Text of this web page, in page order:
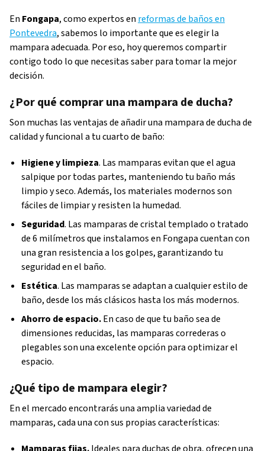
En Fongapa, como expertos en reformas de baños en
Pontevedra, sabemos lo importante que es elegir la
mampara adecuada. Por eso, hoy queremos compartir
contigo todo lo que necesitas saber para tomar la mejor
decisión.
¿Por qué comprar una mampara de ducha?
Son muchas las ventajas de añadir una mampara de ducha de
calidad y funcional a tu cuarto de baño:
Higiene y limpieza. Las mamparas evitan que el agua
salpique por todas partes, manteniendo tu baño más
limpio y seco. Además, los materiales modernos son
fáciles de limpiar y resisten la humedad.
Seguridad. Las mamparas de cristal templado o tratado
de 6 milímetros que instalamos en Fongapa cuentan con
una gran resistencia a los golpes, garantizando tu
seguridad en el baño.
Estética. Las mamparas se adaptan a cualquier estilo de
baño, desde los más clásicos hasta los más modernos.
Ahorro de espacio.En caso de que tu baño sea de
dimensiones reducidas, las mamparas correderas o
plegables son una excelente opción para optimizar el
espacio.
¿Qué tipo de mampara elegir?
En el mercado encontrarás una amplia variedad de
mamparas, cada una con sus propias características: